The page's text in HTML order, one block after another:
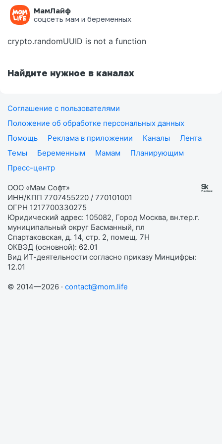
МамЛайф
соцсеть мам и беременных
Ошибка на странице
crypto.randomUUID is not a function
Найдите нужное в каналах
Соглашение с пользователями
Положение об обработке персональных данных
Помощь
Реклама в приложении Каналы
Лента
Темы
Беременным Мамам
Планирующим
Пресс-центр
ООО «Мам Софт»
ИНН/КПП 7707455220 / 770101001
ОГРН 1217700330275
Юридический адрес: 105082, Город Москва, вн.тер.г.
муниципальный округ Басманный, пл
Спартаковская, д. 14, стр. 2, помещ. 7Н
ОКВЭД (основной): 62.01
Вид ИТ-деятельности согласно приказу Минцифры:
12.01
© 2014—2026 · contact@mom.life